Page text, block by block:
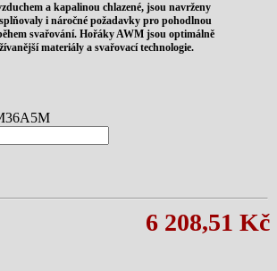
a kapalinou chlazené, jsou navrženy
i náročné požadavky pro pohodlnou
svařování. Hořáky AWM jsou optimálně
materiály a svařovací technologie.
6 208,51 Kč